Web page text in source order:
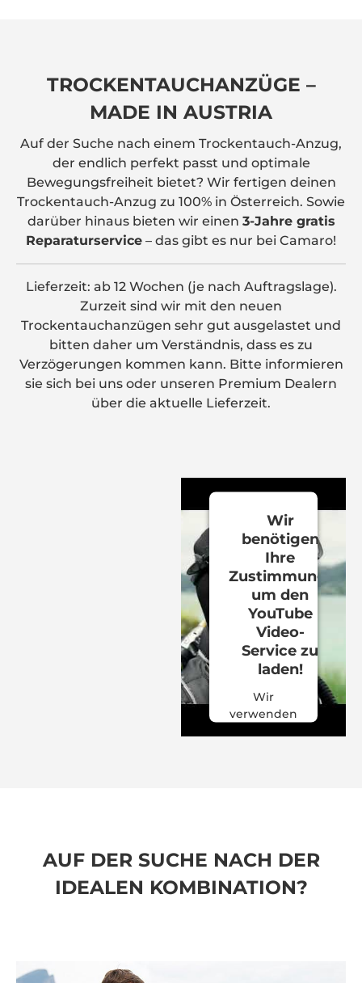
TROCKENTAUCHANZÜGE –
MADE IN AUSTRIA
Auf der Suche nach einem Trockentauch-Anzug,
der endlich perfekt passt und optimale
Bewegungsfreiheit bietet? Wir fertigen deinen
Trockentauch-Anzug zu 100% in Österreich. Sowie
darüber hinaus bieten wir einen 3-Jahre gratis
Reparaturservice – das gibt es nur bei Camaro!
Lieferzeit: ab 12 Wochen (je nach Auftragslage).
Zurzeit sind wir mit den neuen
Trockentauchanzügen sehr gut ausgelastet und
bitten daher um Verständnis, dass es zu
Verzögerungen kommen kann. Bitte informieren
sie sich bei uns oder unseren Premium Dealern
über die aktuelle Lieferzeit.
Wir
benötigen
Ihre
Zustimmung,
um den
YouTube
Video-
Service zu
laden!
Wir
verwenden
Service
kann Daten
AUF DER SUCHE NACH DER
IDEALEN KOMBINATION?